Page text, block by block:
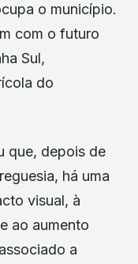
o município.
com o futuro
Sul,
do
que, depois de
há uma
visual, à
ao aumento
a